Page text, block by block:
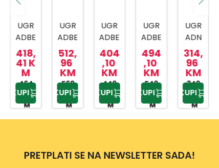
UGR
ADBE
NA
PLOČ
A
AKT8
090/
NE
418,
41 K
M
464,
90 K
M
KUPI
UGR
ADBE
NA
PLOČ
A
HII64
401M
T
INDU
512,
96
KM
569,
95 K
M
KUPI
UGR
ADBE
NA
PLOČ
A
ECD
643
BX
404
,10
KM
449,
00 K
M
KUPI
UGR
ADBE
NA
PLOČ
A HIC
6440
1-1 X
494
,10
KM
549,
00 K
M
KUPI
UGR
ADN
A
PLOČ
A
ECT
321
BCS
C
314,
96
KM
349,
95 K
M
KUPI
PRETPLATI SE NA NEWSLETTER SADA!